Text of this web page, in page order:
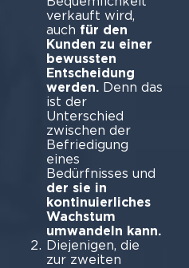
verkauft wird,
auch für den
Kunden zu einer
bewussten
Entscheidung
werden.Denn das
ist der
Unterschied
zwischen der
Befriedigung
eines
Bedürfnisses und
der sie in
kontinuierliches
Wachstum
umwandeln kann.
Diejenigen, die
zur zweiten